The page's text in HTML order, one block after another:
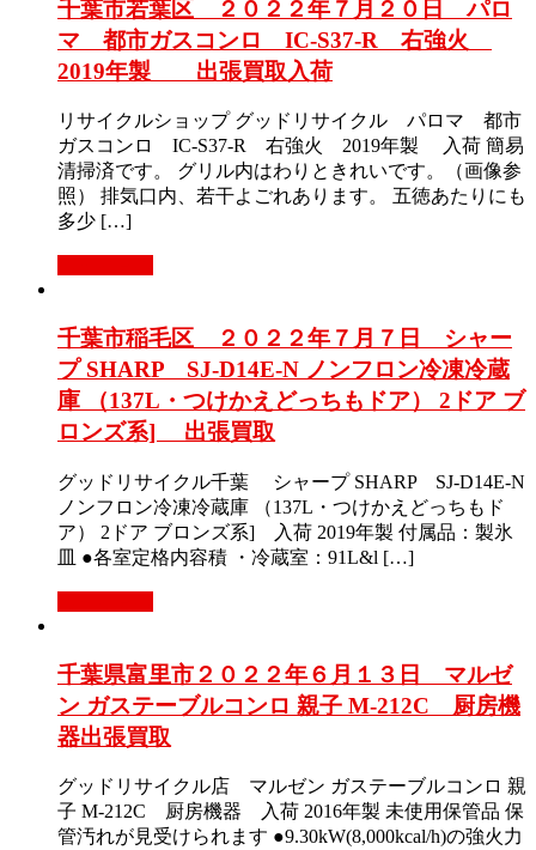
千葉市若葉区 ２０２２年７月２０日 パロ
マ 都市ガスコンロ IC-S37-R 右強火
2019年製 出張買取入荷
リサイクルショップ グッドリサイクル パロマ 都市
ガスコンロ IC-S37-R 右強火 2019年製 入荷 簡易
清掃済です。 グリル内はわりときれいです。（画像参
照） 排気口内、若干よごれあります。 五徳あたりにも
多少 […]
千葉市稲毛区 ２０２２年７月７日 シャー
プ SHARP SJ-D14E-N ノンフロン冷凍冷蔵
庫 （137L・つけかえどっちもドア） 2ドア ブ
ロンズ系] 出張買取
グッドリサイクル千葉 シャープ SHARP SJ-D14E-N
ノンフロン冷凍冷蔵庫 （137L・つけかえどっちもド
ア） 2ドア ブロンズ系] 入荷 2019年製 付属品：製氷
皿 ●各室定格内容積 ・冷蔵室：91L&l […]
千葉県富里市２０２２年６月１３日 マルゼ
ン ガステーブルコンロ 親子 M-212C 厨房機
器出張買取
グッドリサイクル店 マルゼン ガステーブルコンロ 親
子 M-212C 厨房機器 入荷 2016年製 未使用保管品 保
管汚れが見受けられます ●9.30kW(8,000kcal/h)の強火力